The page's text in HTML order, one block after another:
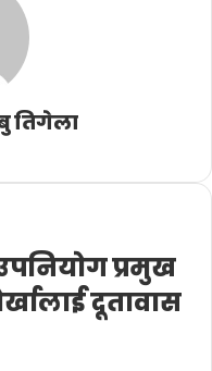
तिगेला
प्रमुख
दूतावास